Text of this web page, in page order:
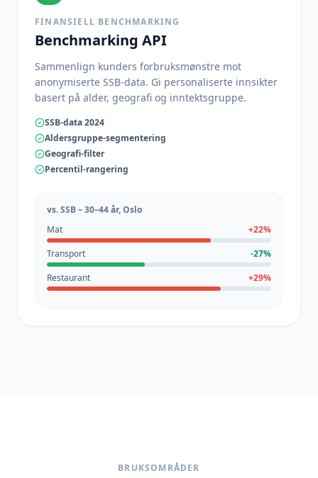
FINANSIELL BENCHMARKING
Benchmarking API
Sammenlign kunders forbruksmønstre mot
anonymiserte SSB-data. Gi personaliserte innsikter
basert på alder, geografi og inntektsgruppe.
SSB-data 2024
Aldersgruppe-segmentering
Geografi-filter
Percentil-rangering
vs. SSB – 30–44 år, Oslo
Mat
+22%
Transport
-27%
Restaurant
+29%
BRUKSOMRÅDER